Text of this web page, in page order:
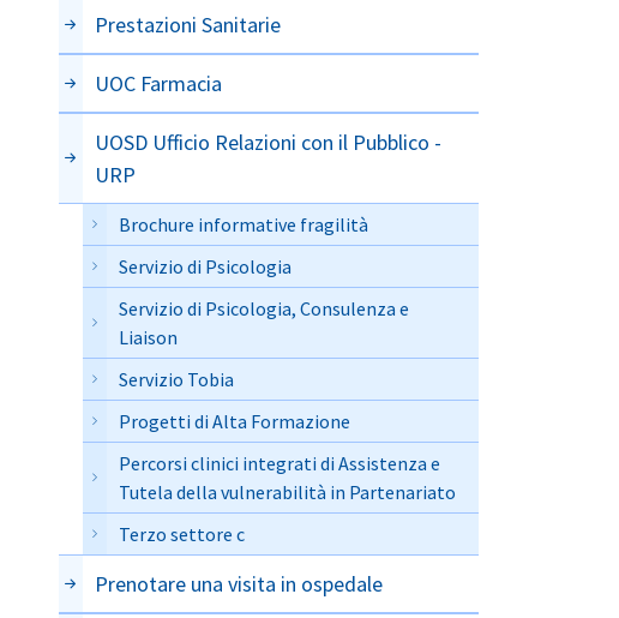
Prestazioni Sanitarie
UOC Farmacia
UOSD Ufficio Relazioni con il Pubblico -
URP
Brochure informative fragilità
Servizio di Psicologia
Servizio di Psicologia, Consulenza e
Liaison
Servizio Tobia
Progetti di Alta Formazione
Percorsi clinici integrati di Assistenza e
Tutela della vulnerabilità in Partenariato
Terzo settore c
Prenotare una visita in ospedale